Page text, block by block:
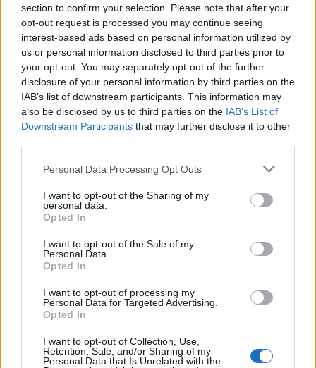
section to confirm your selection. Please note that after your
opt-out request is processed you may continue seeing
interest-based ads based on personal information utilized by
us or personal information disclosed to third parties prior to
your opt-out. You may separately opt-out of the further
disclosure of your personal information by third parties on the
IAB’s list of downstream participants. This information may
also be disclosed by us to third parties on the IAB’s List of
Downstream Participants that may further disclose it to other
Please note that this website/app uses one or more Google
not limited to your visit or usage behaviour. You may click to
grant or deny consent to Google and its third-party tags to
use your data for below specified purposes in below Google
consent section.
Personal Data Processing Opt Outs
I want to opt-out of the Sharing of my
personal data.
Opted In
I want to opt-out of the Sale of my
Personal Data.
Opted In
I want to opt-out of processing my
Personal Data for Targeted Advertising.
Opted In
I want to opt-out of Collection, Use,
Retention, Sale, and/or Sharing of my
Personal Data that Is Unrelated with the
A lemezen az utóbbi időkben már megszokott felállásban
játszik az együttes:Nagy Szabolcs- zongora,Kepes
Róbert- basszusgitár,Gyenge Lajos- dob. Vendégként
ezúttal is közreműködik
Pribojszki Mátyás
szájharmonika.
Az új lemezt élőben május 19-én, szerdán a Take Five-ban
hallgathatják először a műfaj és a gitáros rajongói.
Előzenekar a Village Lizzards (
Nagy Szabolcs
Csaba,Bessenyei Csaba